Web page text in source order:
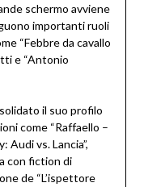
schermo avviene
importanti ruoli
“Febbre da cavallo
e “Antonio
il suo profilo
come “Raffaello –
Audi vs. Lancia”,
con fiction di
de “L’ispettore